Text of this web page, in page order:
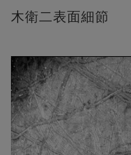
木衛二表面細節